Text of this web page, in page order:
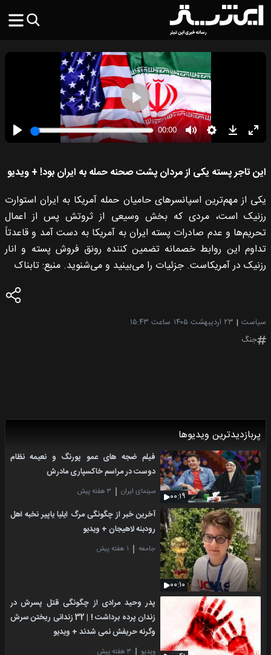
این تاجر پسته یکی از مردان پشت صحنه حمله به ایران بود! + ویدیو
یکی از مهم‌ترین اسپانسرهای حامیان حمله آمریکا به ایران استوارت
رزنیک است، مردی که بخش وسیعی از ثروتش پس از اعمال
تحریم‌ها و عدم صادرات پسته ایران به آمریکا به دست آمد و قاعدتاً
تداوم این روابط خصمانه تضمین کننده رونق فروش پسته و انار
رزنیک در آمریکاست. جزئیات را می‌بینید و می‌شنوید. منبع: تابناک
سیاست ۲۳ اردیبهشت ۱۴۰۵
ساعت ۱۵:۴۳
جنگ
پربازدیدترین ویدیوها
۰۰:۱۹
فیلم ضجه های عمو پورنگ و نعیمه نظام
دوست در مراسم خاکسپاری مادرش
سینمای ایران ۳ هفته پیش
۰۰:۱۰
آخرین خبر از چگونگی مرگ ایلیا یاپیر نخبه اهل
رودبنه لاهیجان + ویدیو
جامعه ۱ هفته پیش
پدر وحید مرادی از چگونگی قتل پسرش در
زندان پرده برداشت ! | 32 زندانی ریختن سرش
وگرنه حریفش نمی شدند + ویدیو
ویدیو ۳ هفته پیش